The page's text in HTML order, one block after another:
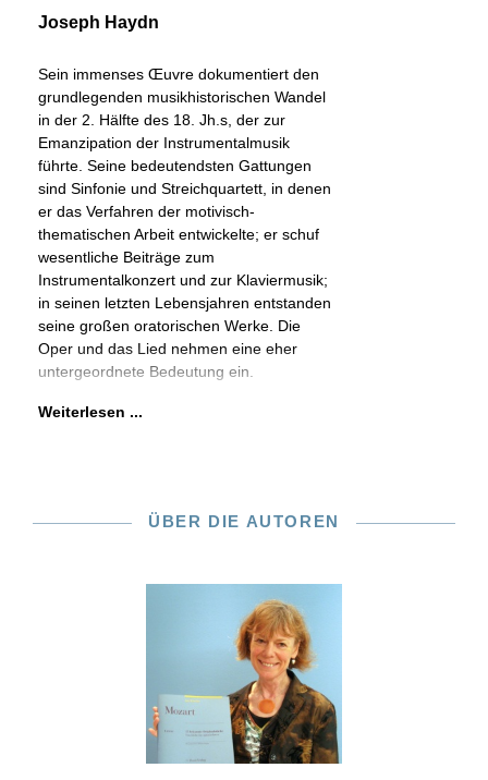
Joseph Haydn
Sein immenses Œuvre dokumentiert den
grundlegenden musikhistorischen Wandel
in der 2. Hälfte des 18. Jh.s, der zur
Emanzipation der Instrumentalmusik
führte. Seine bedeutendsten Gattungen
sind Sinfonie und Streichquartett, in denen
er das Verfahren der motivisch-
thematischen Arbeit entwickelte; er schuf
wesentliche Beiträge zum
Instrumentalkonzert und zur Klaviermusik;
in seinen letzten Lebensjahren entstanden
seine großen oratorischen Werke. Die
Oper und das Lied nehmen eine eher
untergeordnete Bedeutung ein.
Weiterlesen ...
ÜBER DIE AUTOREN